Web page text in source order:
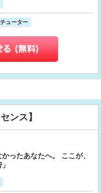
ューター
ンス】
ったあなたへ。 ここが、